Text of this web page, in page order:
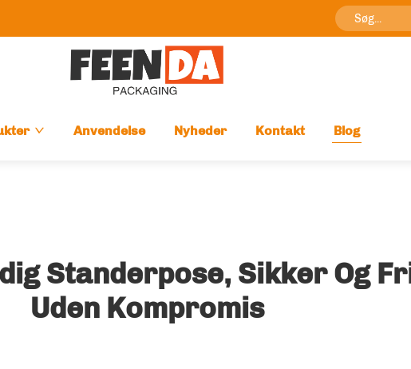
Anvendelse Nyheder Kontakt Blog
Standerpose, Sikker Og
Uden Kompromis